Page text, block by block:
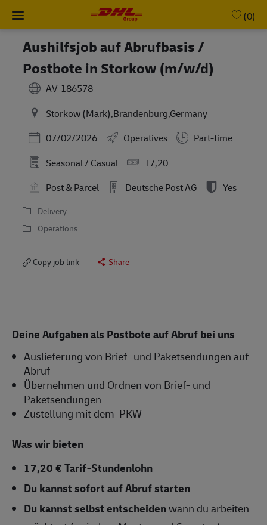
Skip to main content
(0)
Aushilfsjob auf Abrufbasis /
Postbote in Storkow (m/w/d)
AV-186578
Storkow (Mark),Brandenburg,Germany
Posted Date
07/02/2026 Operatives
Part-time
Seasonal / Casual
17,20
Post & Parcel
Deutsche Post AG Yes
Delivery
Operations
Copy job link Share
Deine Aufgaben als Postbote auf Abruf bei uns
Auslieferung von Brief- und Paketsendungen auf
Abruf
Übernehmen und Ordnen von Brief- und
Paketsendungen
Zustellung mit dem PKW
Was wir bieten
17,20 € Tarif-Stundenlohn
Du kannst sofort auf Abruf starten
Du kannst selbst entscheidenwann du arbeiten